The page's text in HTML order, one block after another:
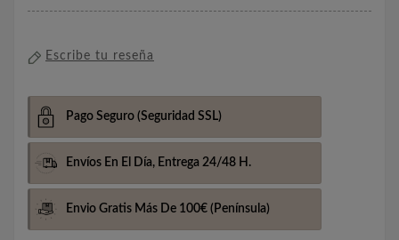
Escribe tu reseña
Pago Seguro (Seguridad SSL)
Envíos En El Día, Entrega 24/48 H.
Envio Gratis Más De 100€ (Península)